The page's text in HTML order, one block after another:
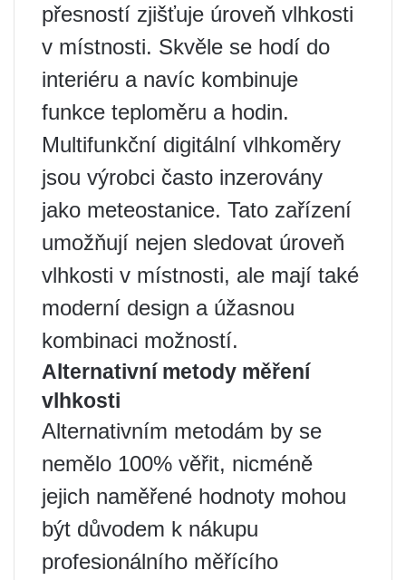
přesností zjišťuje úroveň vlhkosti
v místnosti. Skvěle se hodí do
interiéru a navíc kombinuje
funkce teploměru a hodin.
Multifunkční digitální vlhkoměry
jsou výrobci často inzerovány
jako meteostanice. Tato zařízení
umožňují nejen sledovat úroveň
vlhkosti v místnosti, ale mají také
moderní design a úžasnou
kombinaci možností.
Alternativní metody měření
vlhkosti
Alternativním metodám by se
nemělo 100% věřit, nicméně
jejich naměřené hodnoty mohou
být důvodem k nákupu
profesionálního měřícího